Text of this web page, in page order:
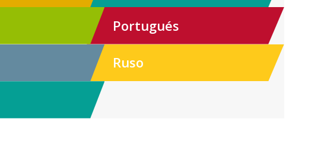
Portugués
Ruso